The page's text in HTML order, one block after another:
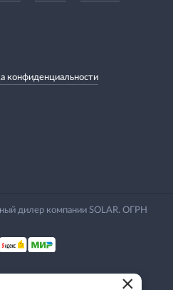
конфиденциальности
дилер компании SOLAR. ОГРН
×